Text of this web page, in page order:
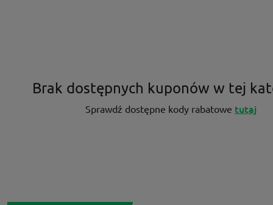
Brak dostępnych kuponów w tej
Sprawdź dostępne kody rabatowe tutaj